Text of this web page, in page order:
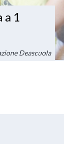
1
Deascuola